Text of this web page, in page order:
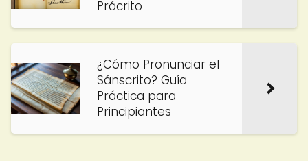
Prácrito
¿Cómo Pronunciar el
Sánscrito? Guía
Práctica para
Principiantes